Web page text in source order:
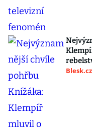
Blesk.cz